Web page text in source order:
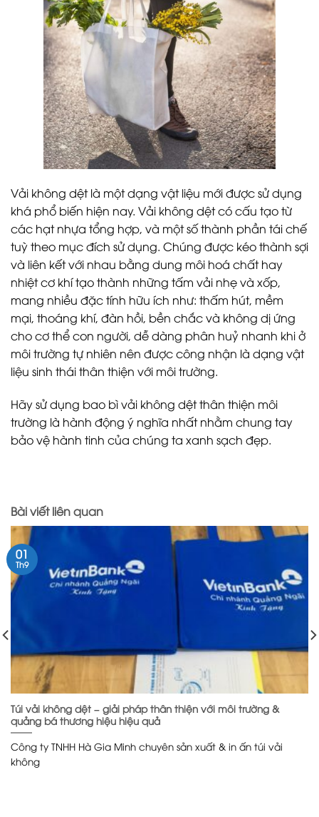
Vải không dệt là một dạng vật liệu mới được sử dụng
khá phổ biến hiện nay. Vải không dệt có cấu tạo từ
các hạt nhựa tổng hợp, và một số thành phần tái chế
tuỳ theo mục đích sử dụng. Chúng được kéo thành sợi
và liên kết với nhau bằng dung môi hoá chất hay
nhiệt cơ khí tạo thành những tấm vải nhẹ và xốp,
mang nhiều đặc tính hữu ích như: thấm hút, mềm
mại, thoáng khí, đàn hồi, bền chắc và không dị ứng
cho cơ thể con người, dễ dàng phân huỷ nhanh khi ở
môi trường tự nhiên nên được công nhận là dạng vật
liệu sinh thái thân thiện với môi trường.
Hãy sử dụng bao bì vải không dệt thân thiện môi
trường là hành động ý nghĩa nhất nhằm chung tay
bảo vệ hành tinh của chúng ta xanh sạch đẹp.
Bài viết liên quan
Túi vải không dệt – giải pháp thân thiện với môi trường &
quảng bá thương hiệu hiệu quả
Công ty TNHH Hà Gia Minh chuyên sản xuất & in ấn túi vải
không
01
Th9